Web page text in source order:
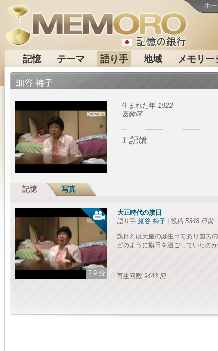
記憶 テーマ 語り手 地域 メモリー
ホ
細谷 梅子
生まれた年 1922
葛飾区
1 記憶
記憶 写真
2.9 分
大正時代の旗日
語り手 細谷 梅子| 投稿 5348 日前
旗日とは天皇の誕生日であり国民
どのように旗日を過ごしていたの
再生回数 9443 回